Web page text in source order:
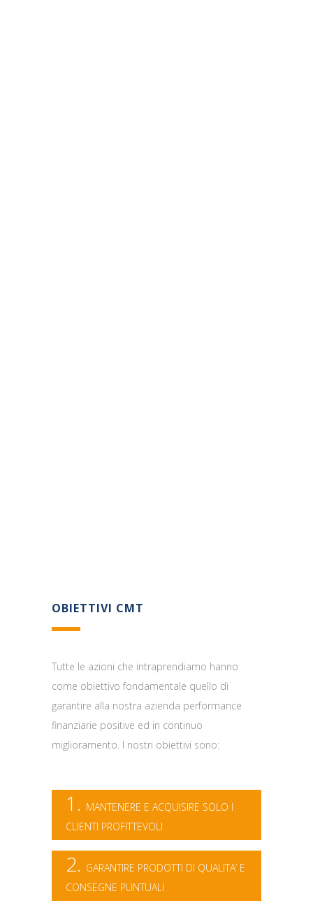
OBIETTIVI CMT
Tutte le azioni che intraprendiamo hanno
come obiettivo fondamentale quello di
garantire alla nostra azienda performance
finanziarie positive ed in continuo
miglioramento. I nostri obiettivi sono:
1. MANTENERE E ACQUISIRE SOLO I
CLIENTI PROFITTEVOLI
2. GARANTIRE PRODOTTI DI QUALITA’ E
CONSEGNE PUNTUALI